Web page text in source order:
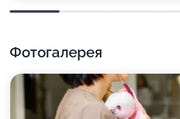
Фотогалерея